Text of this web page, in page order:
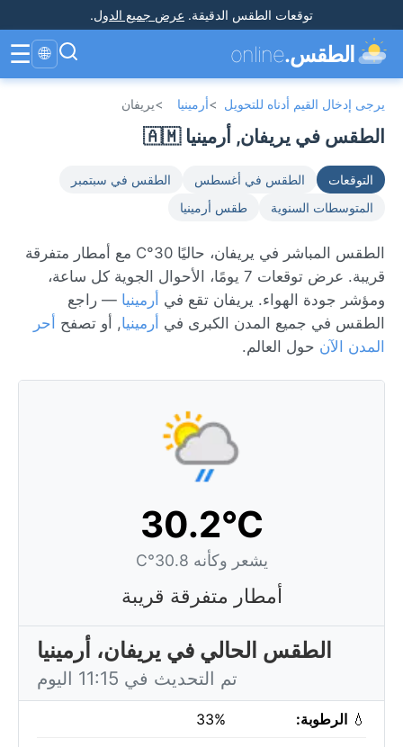
توقعات الطقس الدقيقة. عرض جميع الدول.
الطقس.online
🌐
☰
يرجى إدخال القيم أدناه للتحويل >أرمينيا >يريفان
الطقس في يريفان, أرمينيا 🇦🇲
التوقعات الطقس في أغسطس
الطقس في سبتمبر
المتوسطات السنوية
طقس أرمينيا
الطقس المباشر في يريفان، حاليًا 30°C مع أمطار متفرقة
قريبة. عرض توقعات 7 يومًا، الأحوال الجوية كل ساعة،
ومؤشر جودة الهواء. يريفان تقع في أرمينيا — راجع
الطقس في جميع المدن الكبرى في أرمينيا, أو تصفح أحر
المدن الآن حول العالم.
30.2°C
يشعر وكأنه 30.8°C
أمطار متفرقة قريبة
الطقس الحالي في يريفان، أرمينيا
تم التحديث في 11:15 اليوم
💧 الرطوبة: 33%